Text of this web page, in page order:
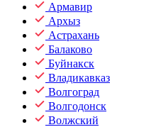
Армавир
Архыз
Астрахань
Балаково
Буйнакск
Владикавказ
Волгоград
Волгодонск
Волжский